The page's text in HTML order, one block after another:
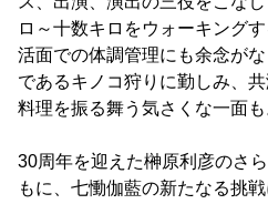
ロ～十数キロをウォーキング
活面での体調管理にも余念が
であるキノコ狩りに勤しみ、
料理を振る舞う気さくな一面も
30周年を迎えた榊原利彦のさ
もに、七慟伽藍の新たなる挑